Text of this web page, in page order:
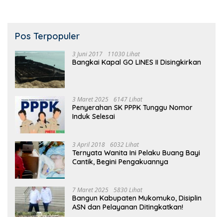
Pos Terpopuler
3 Juni 2017 11030 Lihat
Bangkai Kapal GO LINES II Disingkirkan
3 Maret 2025 6147 Lihat
Penyerahan SK PPPK Tunggu Nomor
Induk Selesai
3 April 2018 6032 Lihat
Ternyata Wanita Ini Pelaku Buang Bayi
Cantik, Begini Pengakuannya
7 Maret 2025 5830 Lihat
Bangun Kabupaten Mukomuko, Disiplin
ASN dan Pelayanan Ditingkatkan!